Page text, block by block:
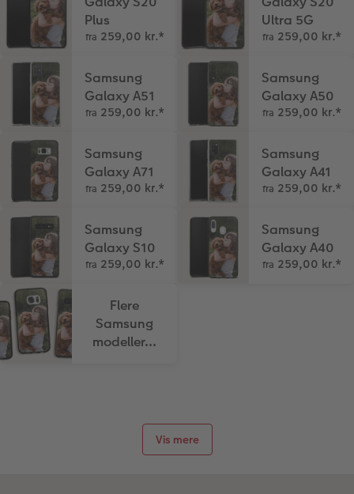
Plus
fra 259,00 kr.*
Ultra 5G
fra 259,00 kr.*
Samsung
Galaxy A51
fra 259,00 kr.*
Samsung
Galaxy A50
fra 259,00 kr.*
Samsung
Galaxy A71
fra 259,00 kr.*
Samsung
Galaxy A41
fra 259,00 kr.*
Samsung
Galaxy S10
fra 259,00 kr.*
Samsung
Galaxy A40
fra 259,00 kr.*
Flere
Samsung
modeller...
Vis mere